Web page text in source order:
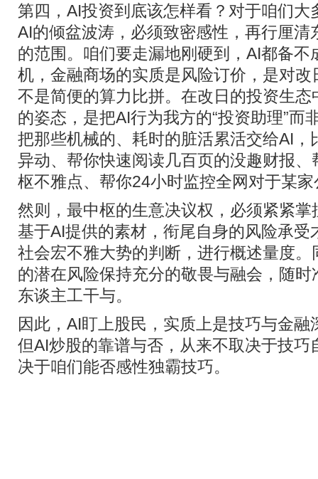
第四，AI投资到底该怎样看？对于咱们大
AI的倾盆波涛，必须致密感性，再行厘清
的范围。咱们要走漏地刚硬到，AI都备不
机，金融商场的实质是风险订价，是对
不是简便的算力比拼。在改日的投资生
的姿态，是把AI行为我方的“投资助理”而
把那些机械的、耗时的脏活累活交给AI，
异动、帮你快速阅读几百页的没趣财报
枢不雅点、帮你24小时监控全网对于某
然则，最中枢的生意决议权，必须紧紧
基于AI提供的素材，衔尾自身的风险承受
社会宏不雅大势的判断，进行概述量度
的潜在风险保持充分的敬畏与融会，随
东谈主工干与。
因此，AI盯上股民，实质上是技巧与金融
但AI炒股的靠谱与否，从来不取决于技巧
决于咱们能否感性独霸技巧。